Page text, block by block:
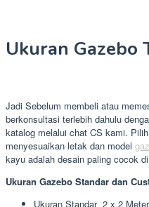
Ukuran Gazebo
Jadi Sebelum membeli atau
berkonsultasi terlebih dahulu
katalog melalui chat CS kami.
menyesuaikan letak dan model
kayu adalah desain paling cocok
Ukuran Gazebo Standar dan
Ukuran Standar 2 x 2 Meter